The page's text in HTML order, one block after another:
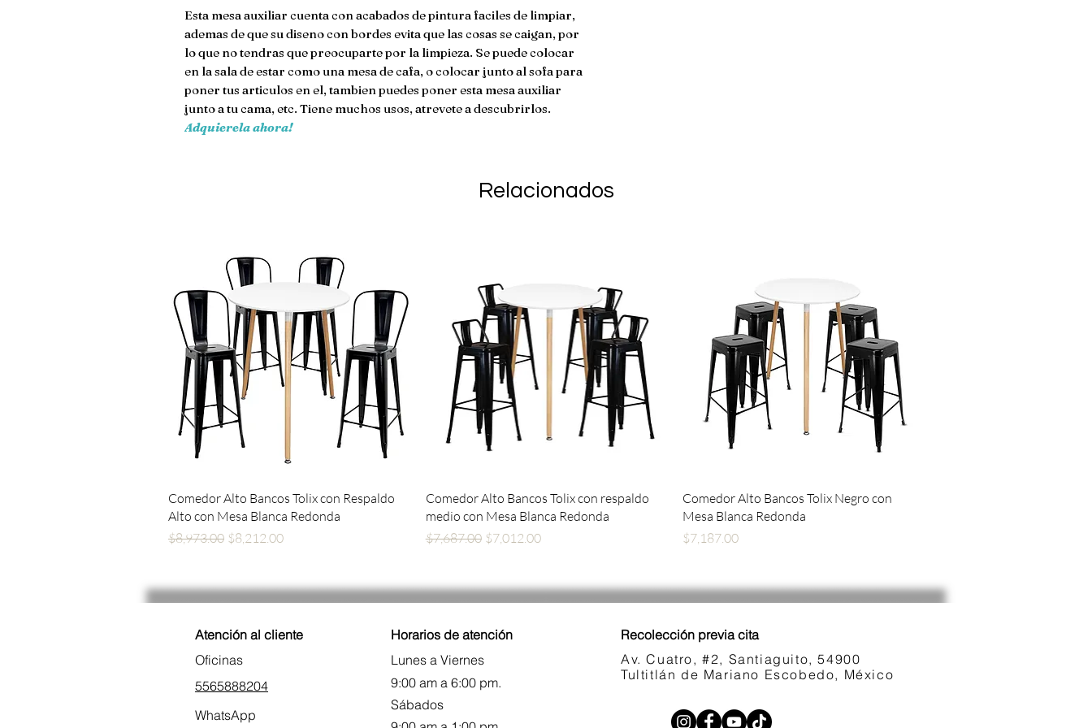
Esta mesa auxiliar cuenta con acabados de pintura faciles de limpiar,
ademas de que su diseno con bordes evita que las cosas se caigan, por
lo que no tendras que preocuparte por la limpieza. Se puede colocar
en la sala de estar como una mesa de cafa, o colocar junto al sofa para
poner tus articulos en el, tambien puedes poner esta mesa auxiliar
junto a tu cama, etc. Tiene muchos usos, atrevete a descubrirlos.
Adquierela ahora!
Relacionados
Vista rápida
Comedor Alto Bancos Tolix con Respaldo
Alto con Mesa Blanca Redonda
Precio
$8,973.00 Precio de oferta
$8,212.00
Vista rápida
Comedor Alto Bancos Tolix con respaldo
medio con Mesa Blanca Redonda
Precio
$7,687.00 Precio de oferta
$7,012.00
Vista rápida
Comedor Alto Bancos Tolix Negro con
Mesa Blanca Redonda
Precio
$7,187.00
Atención al cliente Horarios de atención
Recolección previa cita
Oficinas
5565888204
Av. Cuatro, #2, Santiaguito, 54900
Tultitlán de Mariano Escobedo, México
Lunes a Viernes
9:00 am a 6:00 pm.
WhatsApp
Sábados